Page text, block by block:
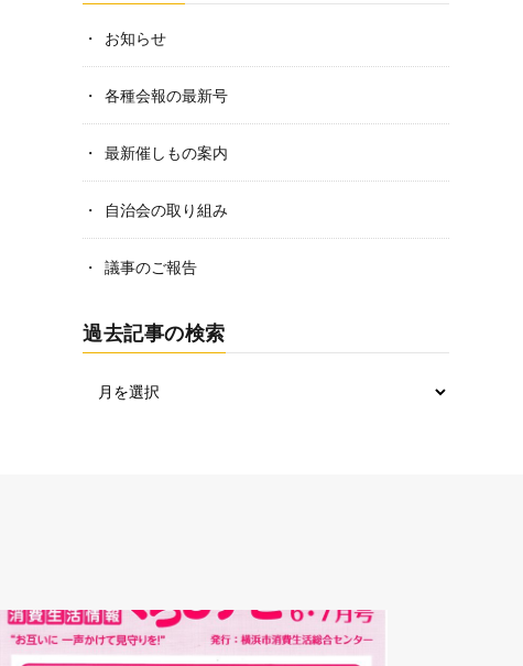
お知らせ
各種会報の最新号
最新催しもの案内
自治会の取り組み
議事のご報告
過去記事の検索